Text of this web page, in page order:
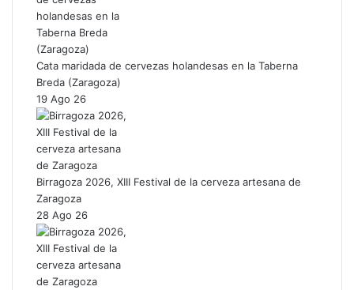
Cata maridada de cervezas holandesas en la Taberna
Breda (Zaragoza)
19 Ago 26
Birragoza 2026, XIII Festival de la cerveza artesana de
Zaragoza
28 Ago 26